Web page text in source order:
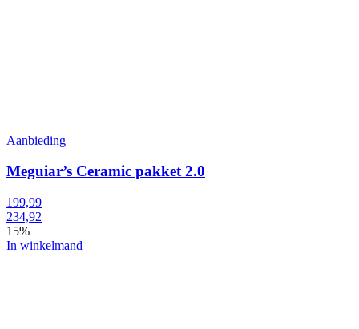
Aanbieding
Meguiar’s Ceramic pakket 2.0
199,99
234,92
15%
In winkelmand